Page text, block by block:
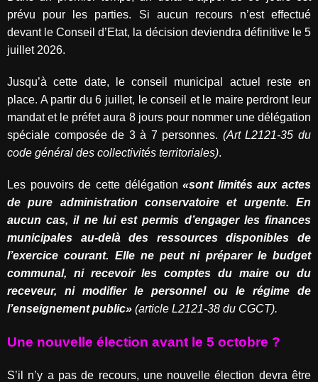
prévu pour les parties. Si aucun recours n’est effectué
devant le Conseil d’Etat, la décision deviendra définitive le 5
juillet 2026.
Jusqu’à cette date, le conseil municipal actuel reste en
place. A partir du 6 juillet, le conseil et le maire perdront leur
mandat et le préfet aura 8 jours pour nommer une délégation
spéciale composée de 3 à 7 personnes. (Art L2121-35 du
code général des collectivités territoriales).
Les pouvoirs de cette délégation«sont limités aux actes
de pure administration conservatoire et urgente. En
aucun cas, il ne lui est permis d’engager les finances
municipales au-delà des ressources disponibles de
l’exercice courant. Elle ne peut ni préparer le budget
communal, ni recevoir les comptes du maire ou du
receveur, ni modifier le personnel ou le régime de
l’enseignement public» (article L2121-38 du CGCT).
Une nouvelle élection avant le 5 octobre ?
S’il n’y a pas de recours, une nouvelle élection devra être